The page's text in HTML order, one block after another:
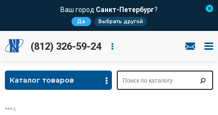
Ваш город Санкт-Петербург?
Да Выбрать другой
(812) 326-59-24
Каталог товаров